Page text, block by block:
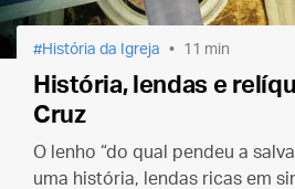
História da Igreja 11 min
História, lendas e
Cruz
O lenho “do qual pendeu a
uma história, lendas ricas em